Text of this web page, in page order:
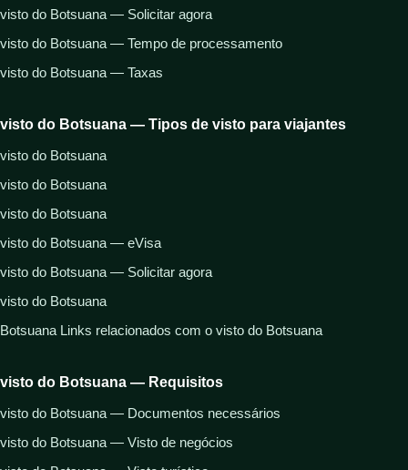
visto do Botsuana — Solicitar agora
visto do Botsuana — Tempo de processamento
visto do Botsuana — Taxas
visto do Botsuana — Tipos de visto para viajantes
visto do Botsuana
visto do Botsuana
visto do Botsuana
visto do Botsuana — eVisa
visto do Botsuana — Solicitar agora
visto do Botsuana
Botsuana Links relacionados com o visto do Botsuana
visto do Botsuana — Requisitos
visto do Botsuana — Documentos necessários
visto do Botsuana — Visto de negócios